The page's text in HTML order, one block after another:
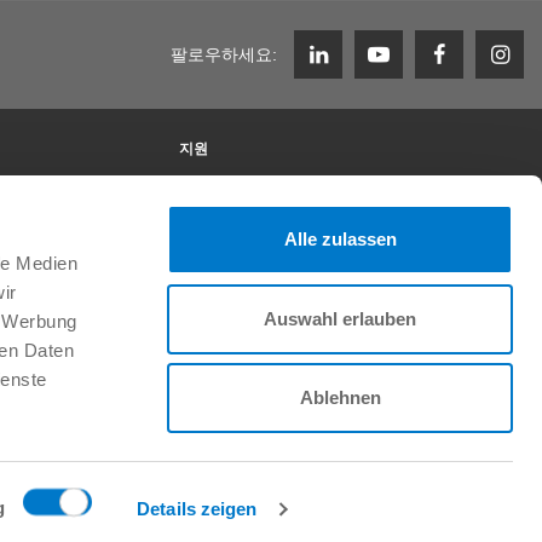
Medien
Daten
Details zeigen
Alle zulassen
Auswahl erlauben
Ablehnen
팔로우하세요:
지원
Zimmer Group에서의 근무
채용 정보
Copyright © ZIMMER GROUP 2026